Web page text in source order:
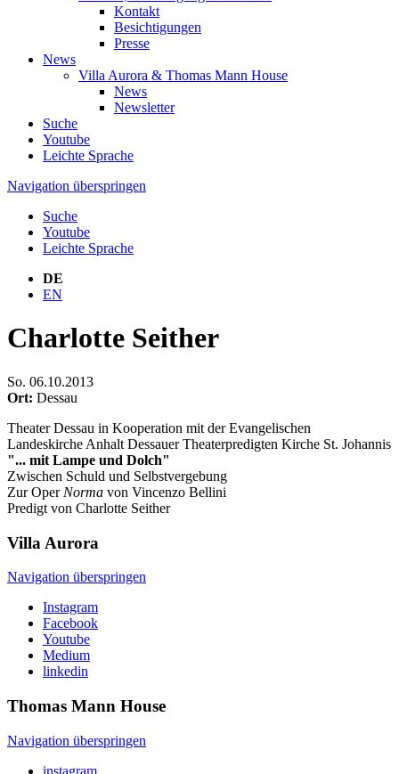
Kontakt
Besichtigungen
Presse
News
Villa Aurora & Thomas Mann House
News
Newsletter
Suche
Youtube
Leichte Sprache
Navigation überspringen
Suche
Youtube
Leichte Sprache
DE
EN
Charlotte Seither
So. 06.10.2013
Ort: Dessau
Theater Dessau in Kooperation mit der Evangelischen
Landeskirche Anhalt Dessauer Theaterpredigten Kirche St. Johannis
"... mit Lampe und Dolch"
Zwischen Schuld und Selbstvergebung
Zur Oper Norma von Vincenzo Bellini
Predigt von Charlotte Seither
Villa Aurora
Navigation überspringen
Instagram
Facebook
Youtube
Medium
linkedin
Thomas Mann House
Navigation überspringen
instagram